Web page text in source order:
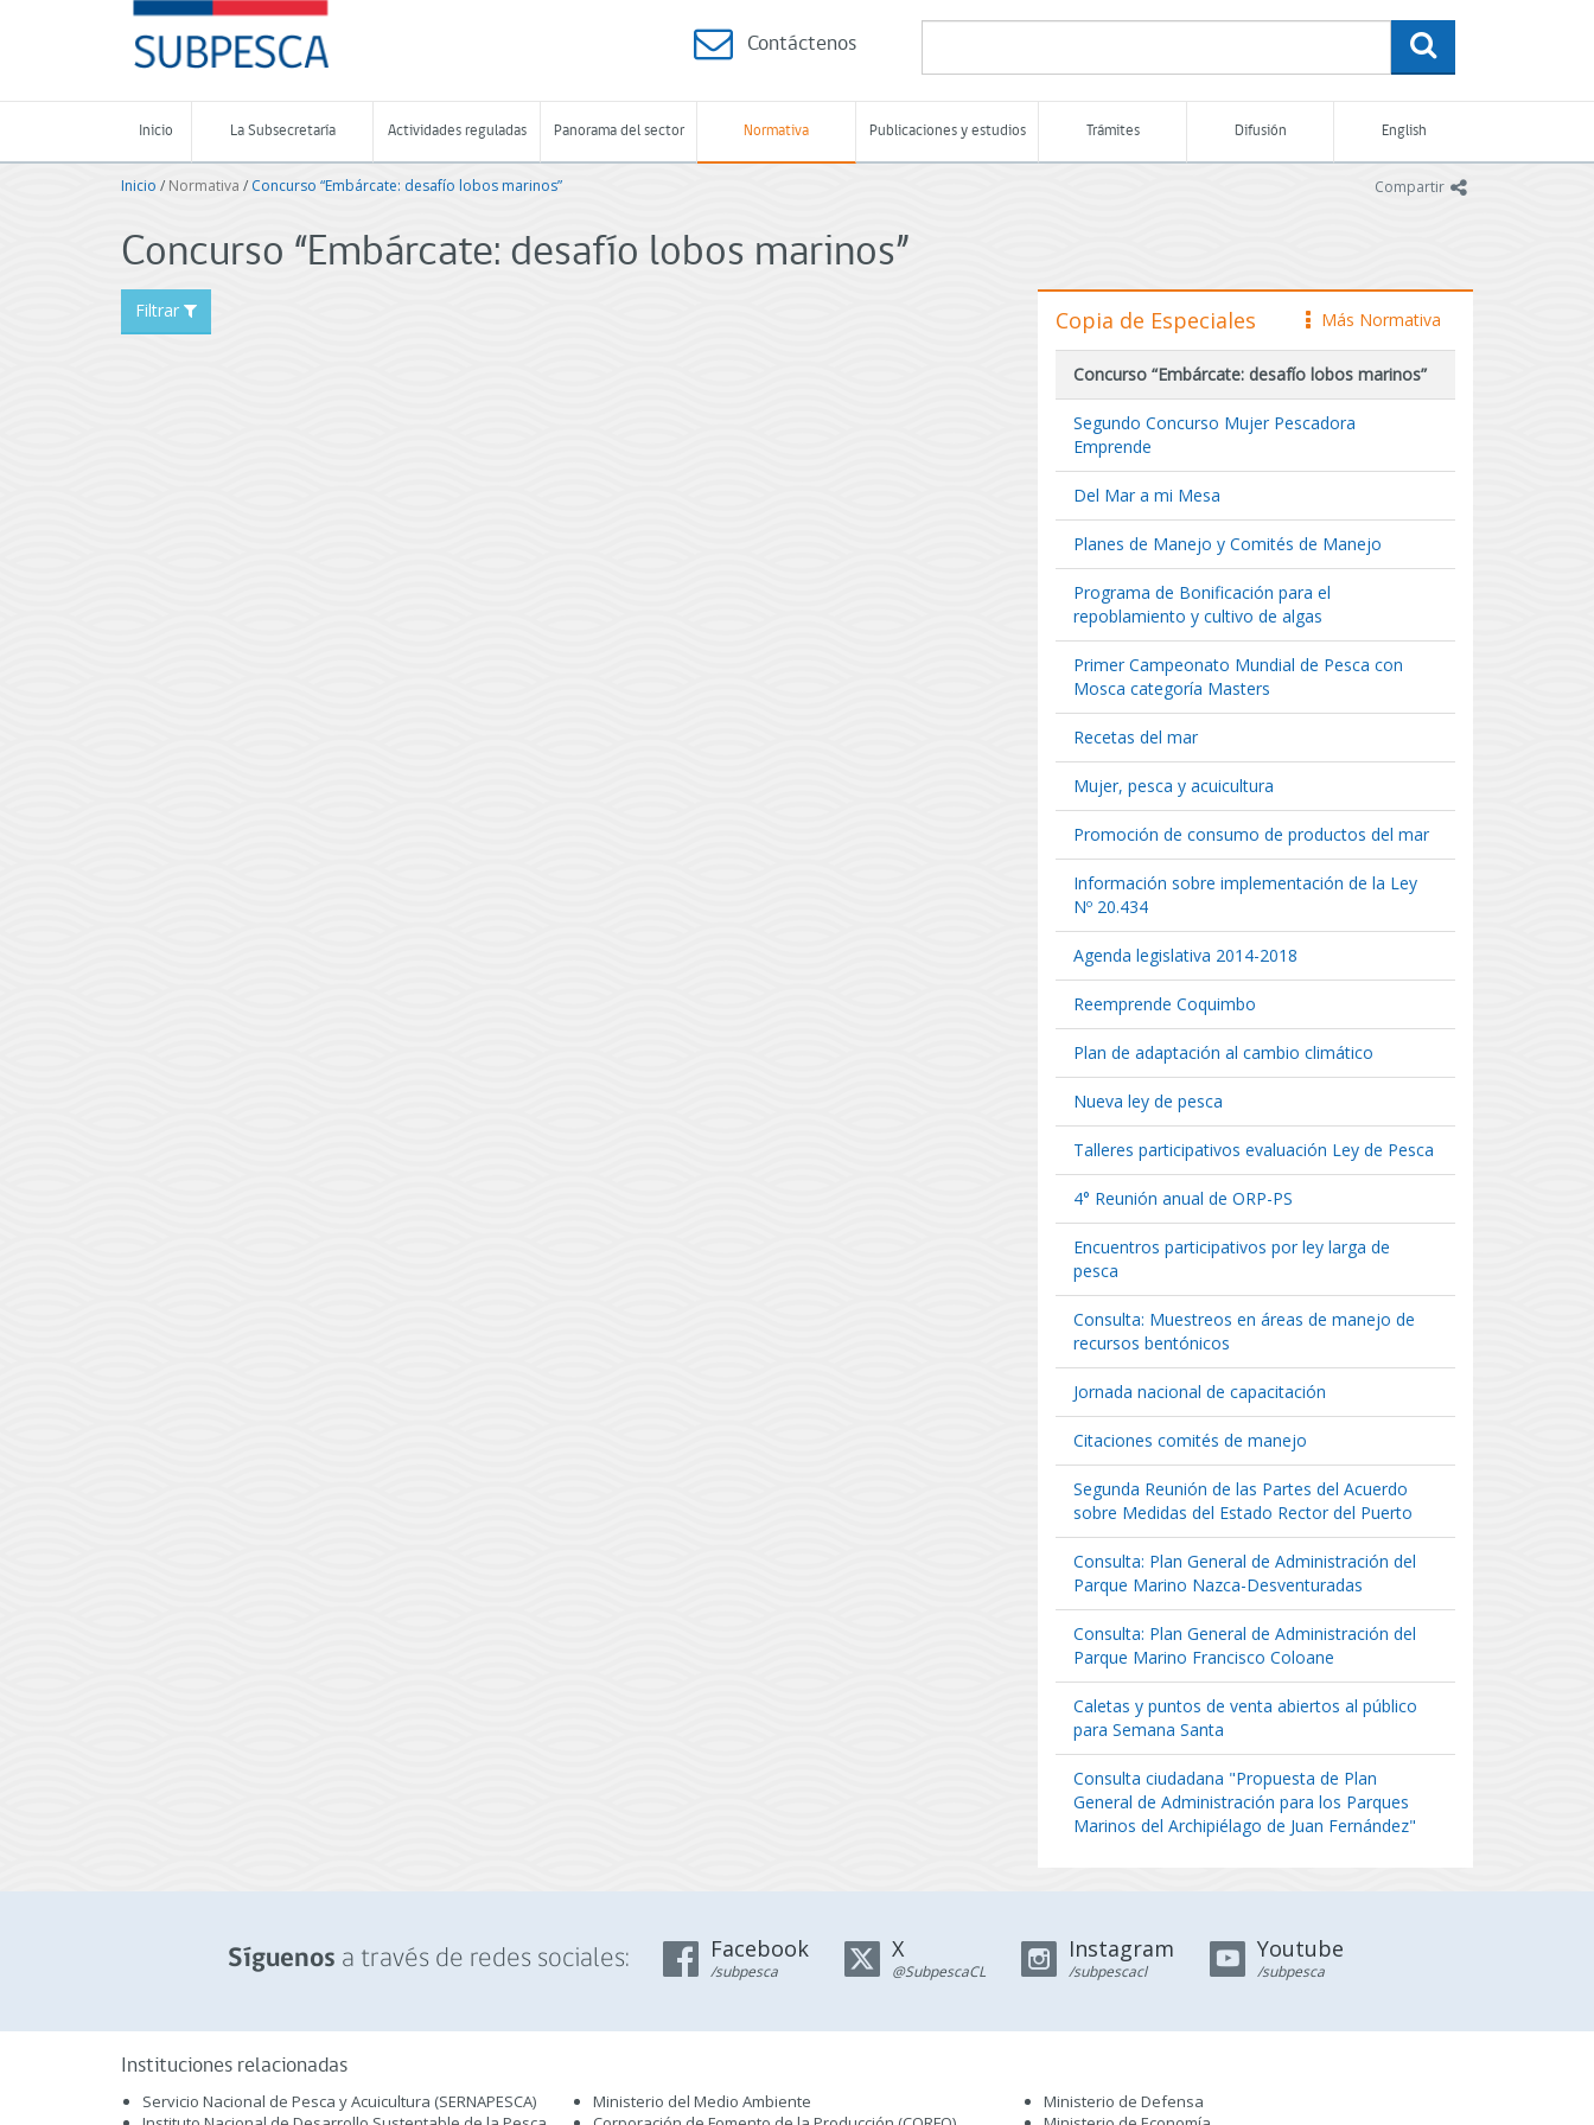
-
Subsecretaría
de
Pesca
Acuicultura
-
de
Chile
Contáctenos
Inicio La Subsecretaría Actividades reguladas Panorama del sector Normativa Publicaciones y estudios Trámites Difusión English
Compartir icono
Inicio / Normativa / Concurso “Embárcate: desafío lobos marinos”
Concurso “Embárcate: desafío lobos marinos”
Filtrar icono
Más Normativa
Copia de Especiales
Concurso “Embárcate: desafío lobos marinos”
Segundo Concurso Mujer Pescadora
Emprende
Del Mar a mi Mesa
Planes de Manejo y Comités de Manejo
Programa de Bonificación para el
repoblamiento y cultivo de algas
Primer Campeonato Mundial de Pesca con
Mosca categoría Masters
Recetas del mar
Mujer, pesca y acuicultura
Promoción de consumo de productos del mar
Información sobre implementación de la Ley
Nº 20.434
Agenda legislativa 2014-2018
Reemprende Coquimbo
Plan de adaptación al cambio climático
Nueva ley de pesca
Talleres participativos evaluación Ley de Pesca
4° Reunión anual de ORP-PS
Encuentros participativos por ley larga de
pesca
Consulta: Muestreos en áreas de manejo de
recursos bentónicos
Jornada nacional de capacitación
Citaciones comités de manejo
Segunda Reunión de las Partes del Acuerdo
sobre Medidas del Estado Rector del Puerto
Consulta: Plan General de Administración del
Parque Marino Nazca-Desventuradas
Consulta: Plan General de Administración del
Parque Marino Francisco Coloane
Caletas y puntos de venta abiertos al público
para Semana Santa
Consulta ciudadana "Propuesta de Plan
General de Administración para los Parques
Marinos del Archipiélago de Juan Fernández"
Síguenos a través de redes sociales: Facebook
/subpesca
X
@SubpescaCL
Instagram
/subpescacl
Youtube
/subpesca
Instituciones relacionadas
Servicio Nacional de Pesca y Acuicultura (SERNAPESCA)
Ministerio del Medio Ambiente
Ministerio de Defensa